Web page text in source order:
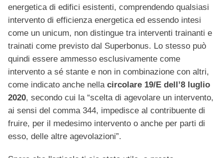
energetica di edifici esistenti, comprendendo qualsiasi
intervento di efficienza energetica ed essendo intesi
come un unicum, non distingue tra interventi trainanti e
trainati come previsto dal Superbonus. Lo stesso può
quindi essere ammesso esclusivamente come
intervento a sé stante e non in combinazione con altri,
come indicato anche nella circolare 19/E dell’8 luglio
2020, secondo cui la “scelta di agevolare un intervento,
ai sensi del comma 344, impedisce al contribuente di
fruire, per il medesimo intervento o anche per parti di
esso, delle altre agevolazioni”.